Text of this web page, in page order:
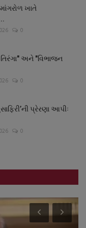
ખાતે
0
અને "વિભાજન
0
પ્રેરણા આપીઃ
0